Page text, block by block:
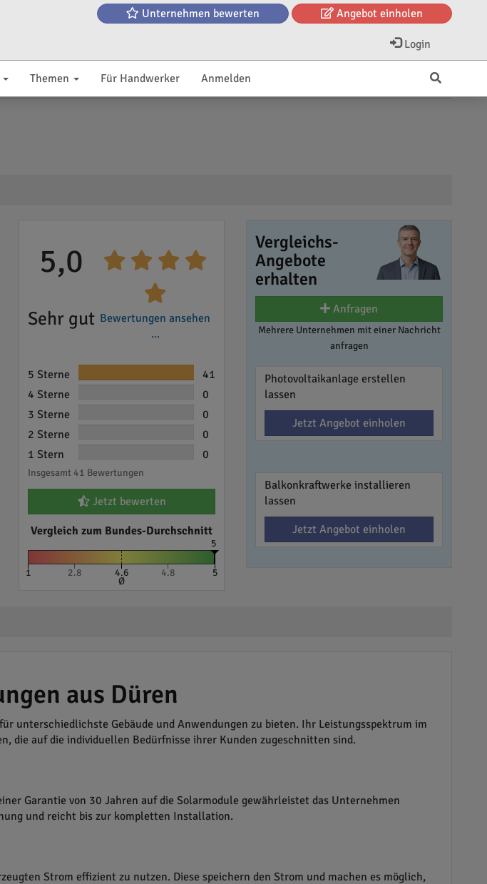
Unternehmen bewerten Angebot einholen
Login
Themen Für Handwerker Anmelden
5,0
Sehr gut Bewertungen ansehen
...
5 Sterne
41
4 Sterne
0
3 Sterne
0
2 Sterne
0
1 Stern
0
Insgesamt 41 Bewertungen
Jetzt bewerten
Vergleich zum Bundes-Durchschnitt
5
1 2.8 4.6
Ø
4.8 5
Vergleichs-
Angebote
erhalten
Anfragen
Mehrere Unternehmen mit einer Nachricht
anfragen
Photovoltaikanlage erstellen
lassen
Jetzt Angebot einholen
Balkonkraftwerke installieren
lassen
Jetzt Angebot einholen
aus Düren
unterschiedlichste Gebäude und Anwendungen zu bieten. Ihr Leistungsspektrum im
die auf die individuellen Bedürfnisse ihrer Kunden zugeschnitten sind.
Garantie von 30 Jahren auf die Solarmodule gewährleistet das Unternehmen
und reicht bis zur kompletten Installation.
Strom effizient zu nutzen. Diese speichern den Strom und machen es möglich,